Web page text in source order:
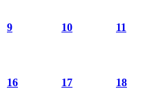
9 10 11
16 17 18